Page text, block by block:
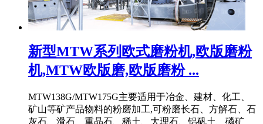
新型MTW系列欧式磨粉机,欧版磨粉
机,MTW欧版磨,欧版磨粉 ...
MTW138G/MTW175G主要适用于冶金、建材、化工、
矿山等矿产品物料的粉磨加工,可粉磨长石、方解石、石
灰石、滑石、重晶石、稀土、大理石、铝矾土、磷矿